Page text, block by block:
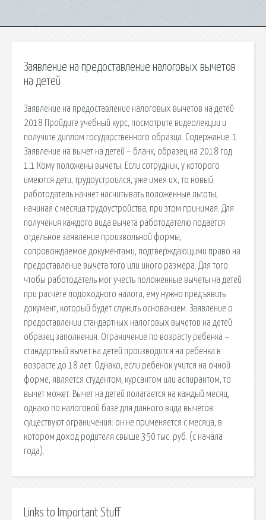
Заявление на предоставление налоговых вычетов
на детей
Заявление на предоставление налоговых вычетов на детей
2018 Пройдите учебный курс, посмотрите видеолекции и
получите диплом государственного образца. Содержание. 1
Заявление на вычет на детей – бланк, образец на 2018 год.
1.1 Кому положены вычеты. Если сотрудник, у которого
имеются дети, трудоустроился, уже имея их, то новый
работодатель начнет насчитывать положенные льготы,
начиная с месяца трудоустройства, при этом принимая. Для
получения каждого вида вычета работодателю подается
отдельное заявление произвольной формы,
сопровождаемое документами, подтверждающими право на
предоставление вычета того или иного размера. Для того
чтобы работодатель мог учесть положенные вычеты на детей
при расчете подоходного налога, ему нужно предъявить
документ, который будет служить основанием. Заявление о
предоставлении стандартных налоговых вычетов на детей
образец заполнения. Ограничение по возрасту ребенка –
стандартный вычет на детей производится на ребенка в
возрасте до 18 лет. Однако, если ребенок учится на очной
форме, является студентом, курсантом или аспирантом, то
вычет может. Вычет на детей полагается на каждый месяц,
однако по налоговой базе для данного вида вычетов
существуют ограничения: он не применяется с месяца, в
котором доход родителя свыше 350 тыс. руб. (с начала
года).
Links to Important Stuff